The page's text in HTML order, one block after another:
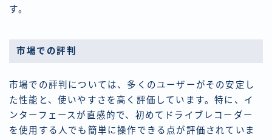
す。
市場での評判
市場での評判については、多くのユーザーがその安定し
た性能と、使いやすさを高く評価しています。特に、イ
ンターフェースが直感的で、初めてドライブレコーダー
を使用する人でも簡単に操作できる点が評価されていま